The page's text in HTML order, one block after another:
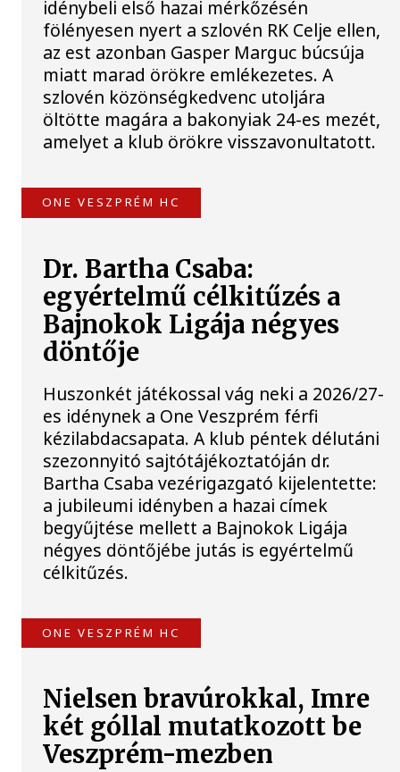
idénybeli első hazai mérkőzésén
fölényesen nyert a szlovén RK Celje ellen,
az est azonban Gasper Marguc búcsúja
miatt marad örökre emlékezetes. A
szlovén közönségkedvenc utoljára
öltötte magára a bakonyiak 24-es mezét,
amelyet a klub örökre visszavonultatott.
ONE VESZPRÉM HC
Dr. Bartha Csaba:
egyértelmű célkitűzés a
Bajnokok Ligája négyes
döntője
Huszonkét játékossal vág neki a 2026/27-
es idénynek a One Veszprém férfi
kézilabdacsapata. A klub péntek délutáni
szezonnyitó sajtótájékoztatóján dr.
Bartha Csaba vezérigazgató kijelentette:
a jubileumi idényben a hazai címek
begyűjtése mellett a Bajnokok Ligája
négyes döntőjébe jutás is egyértelmű
célkitűzés.
ONE VESZPRÉM HC
Nielsen bravúrokkal, Imre
két góllal mutatkozott be
Veszprém-mezben